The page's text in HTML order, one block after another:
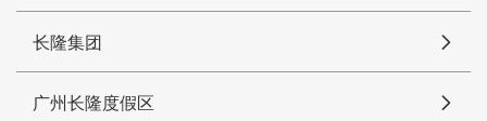
长隆集团
广州长隆度假区